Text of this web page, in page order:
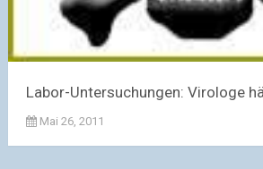
Labor-Untersuchungen: Virologe
Mai 26, 2011